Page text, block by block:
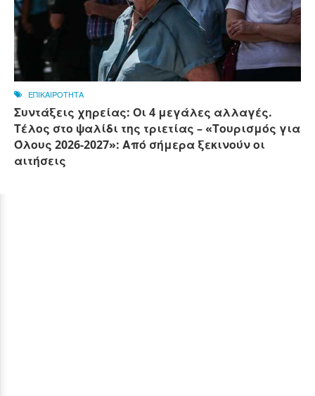
ΕΠΙΚΑΙΡΟΤΗΤΑ
Συντάξεις χηρείας: Οι 4 μεγάλες αλλαγές.
Τέλος στο ψαλίδι της τριετίας – «Τουρισμός για
Όλους 2026-2027»: Από σήμερα ξεκινούν οι
αιτήσεις